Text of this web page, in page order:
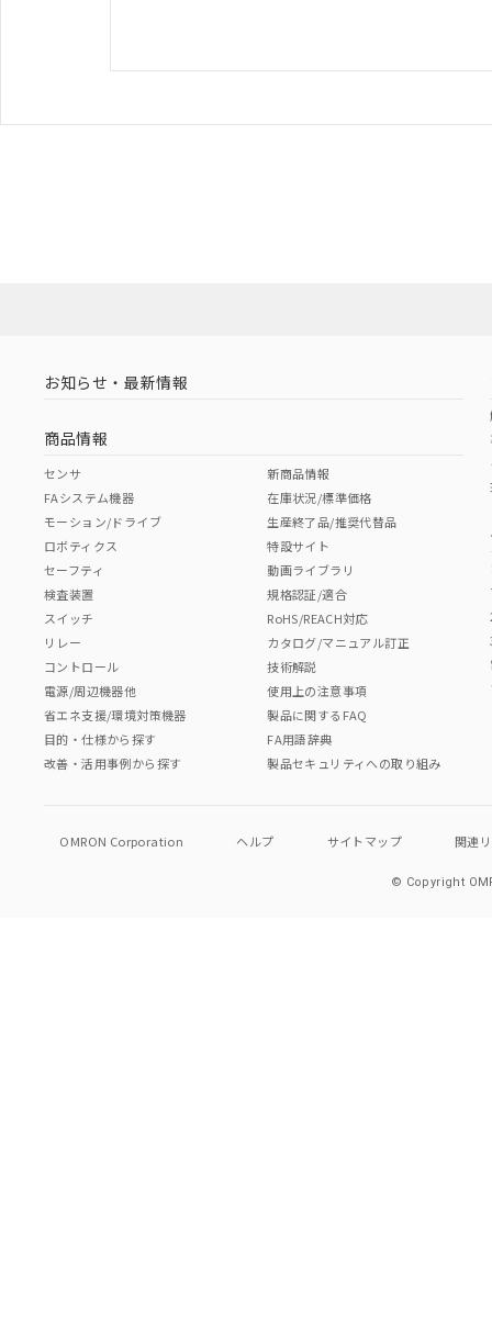
お知らせ・最新情報
商品情報
センサ
FAシステム機器
モーション/ドライブ
ロボティクス
セーフティ
検査装置
スイッチ
リレー
コントロール
電源/周辺機器他
省エネ支援/環境対策機器
目的・仕様から探す
改善・活用事例から探す
新商品情報
在庫状況/標準価格
生産終了品/推奨代替品
特設サイト
動画ライブラリ
規格認証/適合
RoHS/REACH対応
カタログ/マニュアル訂正
技術解説
使用上の注意事項
製品に関するFAQ
FA用語辞典
製品セキュリティへの取り組み
OMRON Corporation ヘルプ サイトマップ 関連
© Copyright